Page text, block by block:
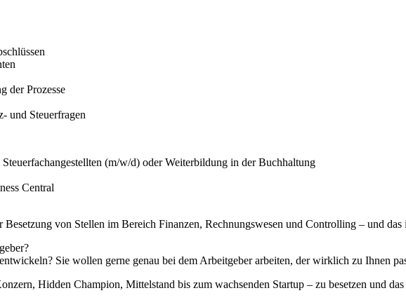
der Prozesse
und Steuerfragen
(m/w/d) oder Weiterbildung in der Buchhaltung
Central
von Stellen im Bereich Finanzen, Rechnungswesen und Controlling – und
Sie wollen gerne genau bei dem Arbeitgeber arbeiten, der wirklich zu Ihnen
Hidden Champion, Mittelstand bis zum wachsenden Startup – zu besetzen und